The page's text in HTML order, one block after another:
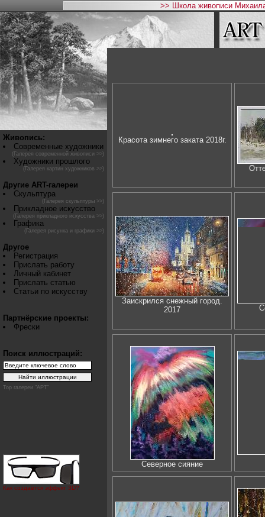
>> Школа живописи
Живопись:
Современные художники
(Галерея современной живописи >>)
Художники прошлого
(Галерея картин художников >>)
Другие ART-галереи
Скульптура
(Галерея скульптуры >>)
Прикладное искусство
(Галерея прикладного искусства >>)
Графика
(Галерея рисунка и графики >>)
Другое
Регистрация
Прислать работу
Личный кабинет
Прислать статью
Статьи по искусству
Партнёрские проекты:
Фрески
Поиск иллюстраций:
Top галереи "АРТ"
Как создаётся эффект 3D?
Красота зимнего заката 2018г.
Заискрился снежный город.
2017
Северное сияние